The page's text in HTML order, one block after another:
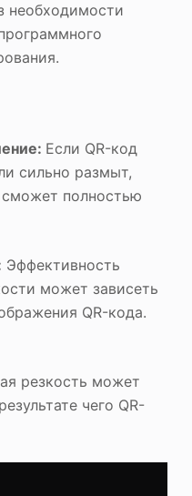
необходимости
Если QR-код
сильно размыт,
полностью
Эффективность
может зависеть
QR-кода.
резкость может
чего QR-